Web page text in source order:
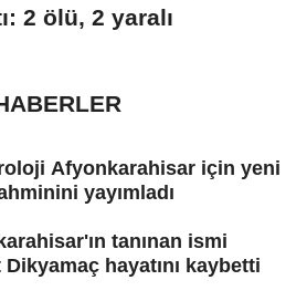
2 ölü, 2 yaralı
Afyonkarahisar için yeni
yayımladı
tanınan ismi
hayatını kaybetti